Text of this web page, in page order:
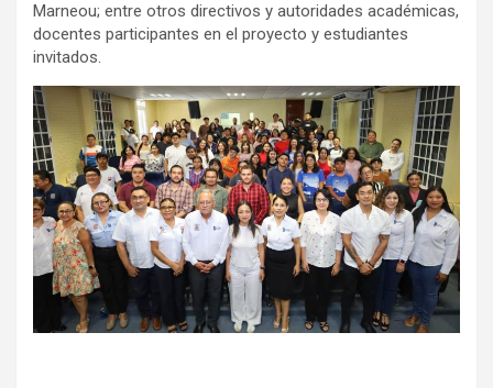
Marneou; entre otros directivos y autoridades académicas,
docentes participantes en el proyecto y estudiantes
invitados.